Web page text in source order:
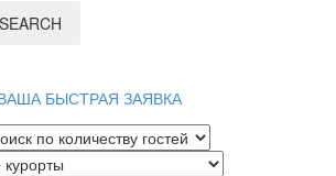
SEARCH
БЫСТРАЯ ЗАЯВКА